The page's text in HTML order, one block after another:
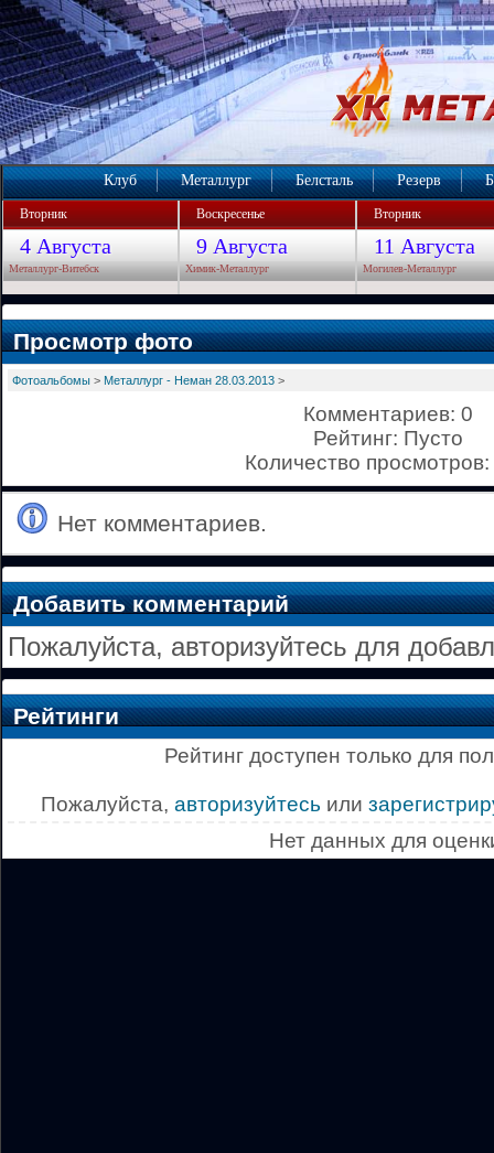
Клуб Металлург Белсталь Резерв
Вторник Воскресенье Вторник
4 Августа 9 Августа 11 Августа
Металлург-Витебск Химик-Металлург Могилев-Металлург
Просмотр фото
Фотоальбомы > Металлург - Неман 28.03.2013 >
Комментариев: 0
Рейтинг: Пусто
Количество
Нет комментариев.
Добавить комментарий
Пожалуйста, авторизуйтесь для
Рейтинги
Рейтинг доступен только для
Пожалуйста, авторизуйтесь или
Нет данных для